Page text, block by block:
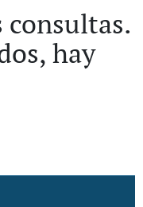
consultas.
hay